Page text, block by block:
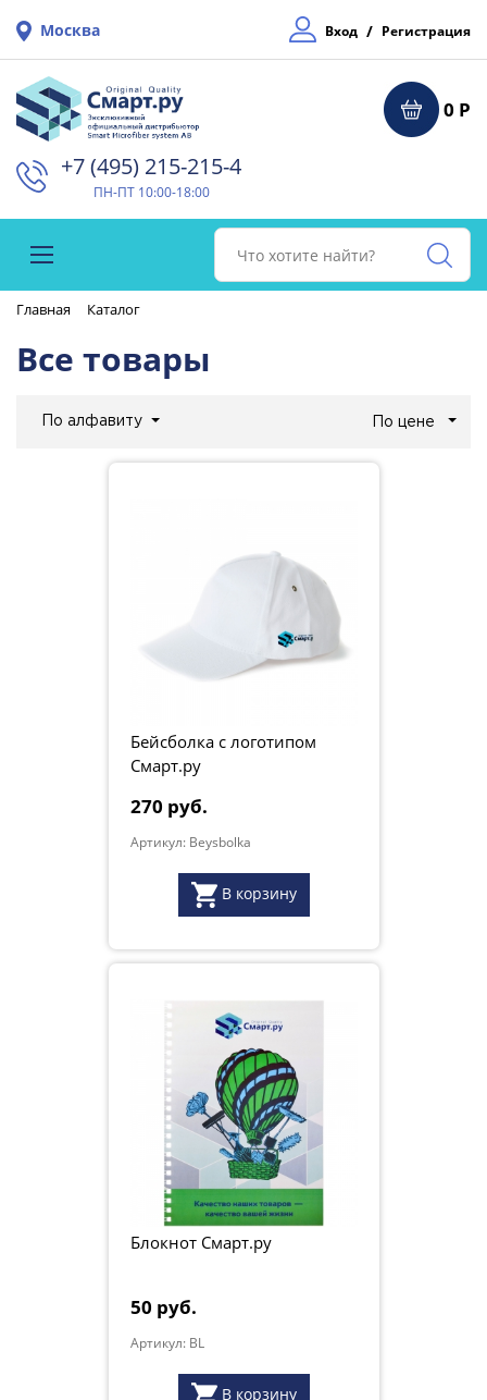
Москва Вход / Регистрация
0 Р
+7 (495) 215-215-4⁠
ПН-ПТ 10:00-18:00
Главная Каталог
Все товары
По алфавиту По цене
Бейсболка с логотипом
Смарт.ру
270 руб.
Артикул: Beysbolka
В корзину
Блокнот Смарт.ру
50 руб.
Артикул: BL
В корзину